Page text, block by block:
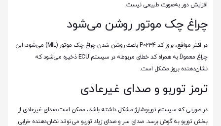
افزایش دور به‌صورت طبیعی نیست.
چراغ چک موتور روشن می‌شود
در اکثر مواقع، بروز کد P0234 باعث روشن شدن چراغ چک موتور (MIL) می‌شود. این
چراغ معمولاً به همراه کد خطای مربوطه در سیستم ECU ذخیره می‌شود که
نشان‌دهنده بروز مشکل است.
ترمز توربو و صدای غیرعادی
در صورتی که سیستم توربوشارژ مشکل داشته باشد، ممکن است صدای غیرعادی از
بخش توربو به گوش برسد. صدای سر و صدای زیاد توربو می‌تواند نشان‌دهنده خرابی